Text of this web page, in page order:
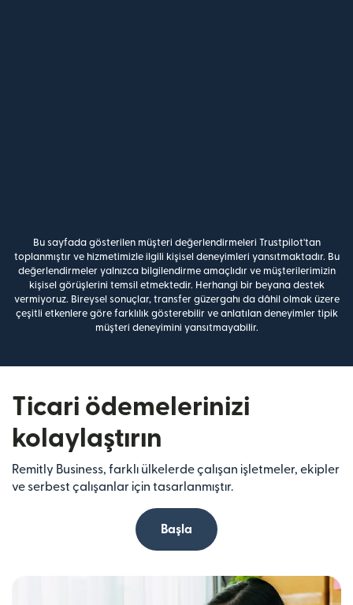
Bu sayfada gösterilen müşteri değerlendirmeleri Trustpilot'tan
toplanmıştır ve hizmetimizle ilgili kişisel deneyimleri yansıtmaktadır. Bu
değerlendirmeler yalnızca bilgilendirme amaçlıdır ve müşterilerimizin
kişisel görüşlerini temsil etmektedir. Herhangi bir beyana destek
vermiyoruz. Bireysel sonuçlar, transfer güzergahı da dâhil olmak üzere
çeşitli etkenlere göre farklılık gösterebilir ve anlatılan deneyimler tipik
müşteri deneyimini yansıtmayabilir.
Ticari ödemelerinizi
kolaylaştırın
Remitly Business, farklı ülkelerde çalışan işletmeler, ekipler
ve serbest çalışanlar için tasarlanmıştır.
Başla